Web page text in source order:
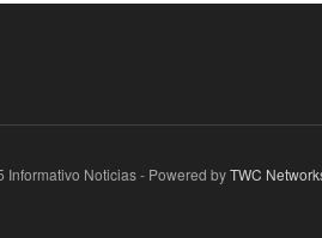
Informativo Noticias - Powered byTWC